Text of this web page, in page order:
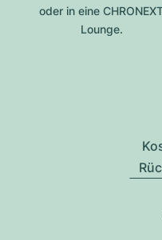
oder in eine
Lounge.